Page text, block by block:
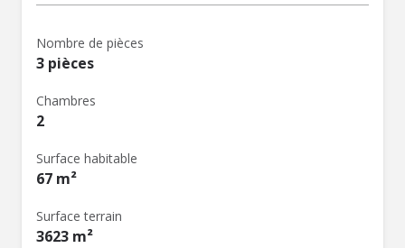
Nombre de pièces
3 pièces
Chambres
2
Surface habitable
67 m²
Surface terrain
3623 m²